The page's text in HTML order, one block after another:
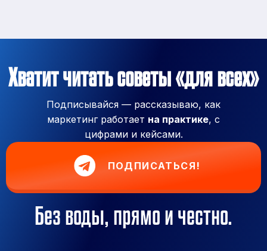
Хватит читать советы «для всех»
Подписывайся — рассказываю, как
маркетинг работает на практике, с
цифрами и кейсами.
ПОДПИСАТЬСЯ!
Без воды, прямо и честно.